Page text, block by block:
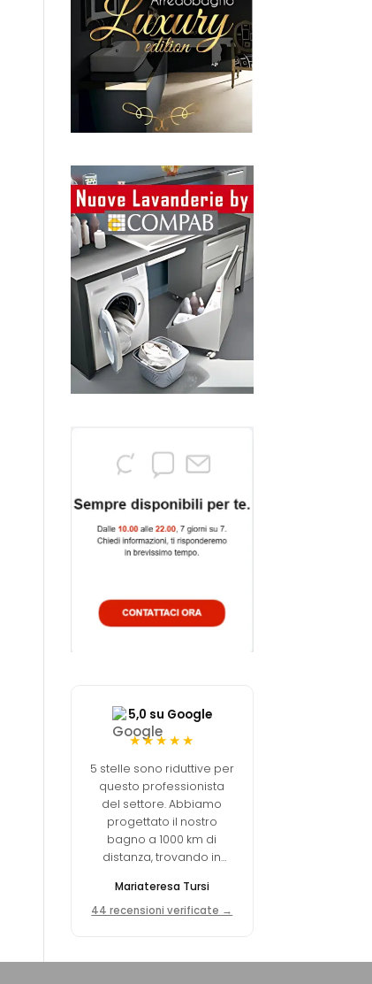
5,0 su Google
★★★★★
5 stelle sono riduttive per
questo professionista
del settore. Abbiamo
progettato il nostro
bagno a 1000 km di
distanza, trovando in
tanto professionale
quanto empatica.
Mariateresa Tursi
44 recensioni verificate →